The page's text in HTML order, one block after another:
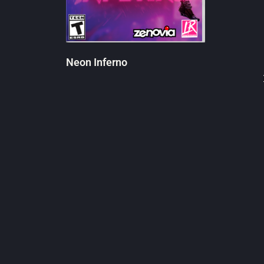
Neon Inferno